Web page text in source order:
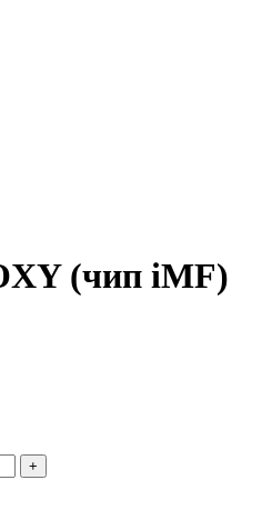
(чип iMF)
+